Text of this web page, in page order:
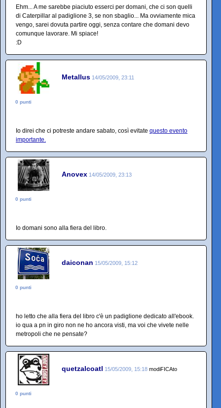
Ehm... A me sarebbe piaciuto esserci per domani, che ci son quelli
di Caterpillar al padiglione 3, se non sbaglio... Ma ovviamente mica
vengo, sarei dovuta partire oggi, senza contare che domani devo
comunque lavorare. Mi spiace!
:D
Metallus 14/05/2009, 23:11
0 punti
Io direi che ci potreste andare sabato, così evitate questo evento
importante.
Anovex 14/05/2009, 23:13
0 punti
Io domani sono alla fiera del libro.
daiconan 15/05/2009, 15:12
0 punti
ho letto che alla fiera del libro c'è un padiglione dedicato all'ebook.
io qua a pn in giro non ne ho ancora visti, ma voi che vivete nelle
metropoli che ne pensate?
quetzalcoatl 15/05/2009, 15:18 modiFICAto
0 punti